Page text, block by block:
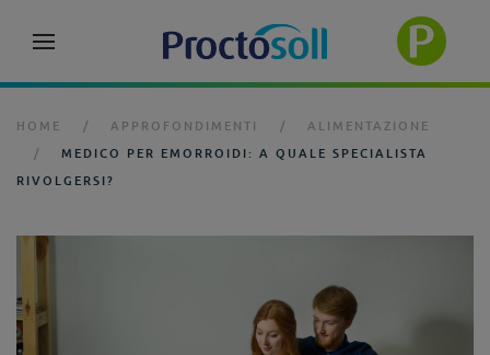
HOME APPROFONDIMENTI
ALIMENTAZIONE
MEDICO PER EMORROIDI: A QUALE SPECIALISTA
RIVOLGERSI?